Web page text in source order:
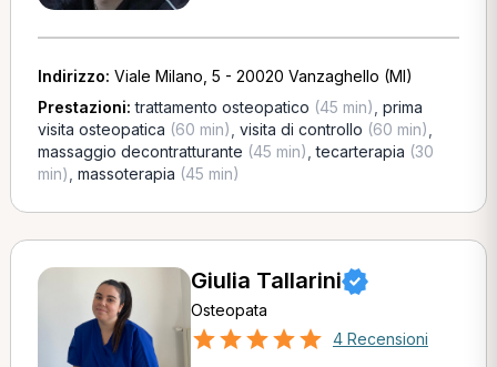
Indirizzo: Viale Milano, 5 - 20020 Vanzaghello (MI)
Prestazioni:trattamento osteopatico (45 min) prima
visita osteopatica (60 min) visita di controllo (60 min)
massaggio decontratturante (45 min) ,tecarterapia (30
min) massoterapia (45 min)
Giulia Tallarini
Osteopata
4 Recensioni